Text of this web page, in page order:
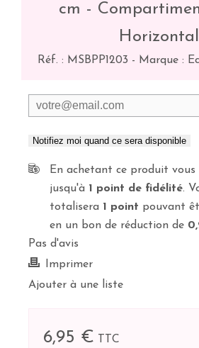
cm -
Horizontal
Réf. : MSBPP1203 - Marque :
Notifiez moi quand ce sera disponible
En achetant ce produit vous
jusqu'à 1 point de fidélité.
totalisera 1 point pouvant
en un bon de réduction de
Pas d'avis
Imprimer
Ajouter à une liste
6,95 € TTC